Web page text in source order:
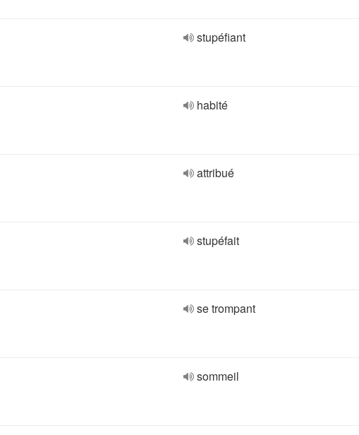
stupéfiant
habité
attribué
stupéfait
se trompant
sommeil